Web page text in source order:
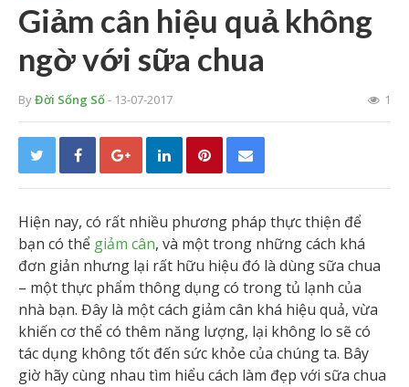
Giảm cân hiệu quả không
ngờ với sữa chua
ByĐời Sống Số- 13-07-2017 1
Hiện nay, có rất nhiều phương pháp thực thiện để
bạn có thể giảm cân, và một trong những cách khá
đơn giản nhưng lại rất hữu hiệu đó là dùng sữa chua
– một thực phẩm thông dụng có trong tủ lạnh của
nhà bạn. Đây là một cách giảm cân khá hiệu quả, vừa
khiến cơ thể có thêm năng lượng, lại không lo sẽ có
tác dụng không tốt đến sức khỏe của chúng ta. Bây
giờ hãy cùng nhau tìm hiểu cách làm đẹp với sữa chua